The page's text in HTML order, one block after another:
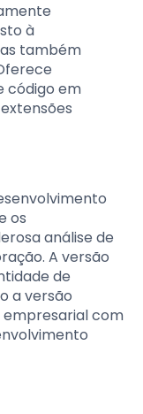
à
também
código em
os
análise de
A versão
de
a versão
empresarial com